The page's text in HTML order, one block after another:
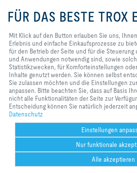
Help Desk
FACEBOOK
LINKEDIN
INSTAGRAM
Home Kontakt Impressum AGB
2026 © TROX Austria + CEE GmbH
Sie uns, Ihnen ein
Webseiten-
zählen Cookies, die
der Seite und für
unserer
Anwendungen
sowie solche, die
Statistikzwecken,
Anzeige
genutzt werden.
entscheiden,
Einstellungen zur
individuell anpassen.
beachten Sie, dass
Einstellungen
Funktionalitäten
Verfügung stehen.
Entscheidung
FÜR DAS BESTE TROX
Mit Klick auf den Button erlauben Sie uns,
Erlebnis und einfache Einkaufsprozesse zu
für den Betrieb der Seite und für die Steuerung
und Anwendungen notwendig sind, sowie
Statistikzwecken, für Komforteinstellungen
Inhalte genutzt werden. Sie können selbst
Sie zulassen möchten und die Einstellungen
anpassen. Bitte beachten Sie, dass auf Basis
nicht alle Funktionalitäten der Seite zur
Entscheidung können Sie natürlich jederzeit
Datenschutz
Einstellungen
Nur funktionale
Alle akzeptieren